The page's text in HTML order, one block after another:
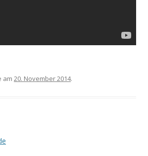
am 20. November 2014.